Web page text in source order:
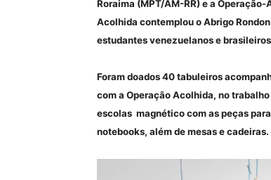
Roraima (MPT/AM-RR) e a
Acolhida contemplou o Abrigo
estudantes venezuelanos e
Foram doados 40 tabuleiros
com a Operação Acolhida, no
escolas magnético com as peças
notebooks, além de mesas e cadeiras.